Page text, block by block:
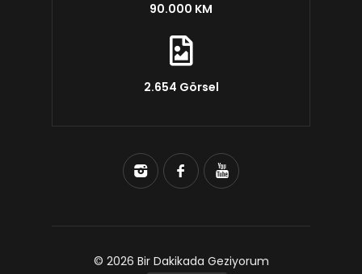
90.000 KM
2.654 Görsel
© 2026 Bir Dakikada Geziyorum